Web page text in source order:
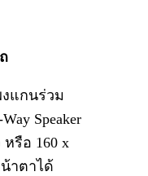
งแกนร่วม
Speaker
รือ 160 x
าตาได้